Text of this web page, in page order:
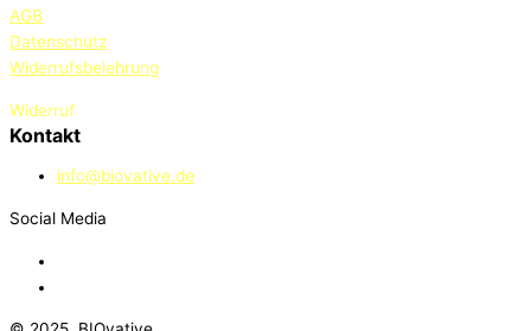
AGB
Datenschutz
Widerrufsbelehrung
Widerruf
Kontakt
info@biovative.de
Social Media